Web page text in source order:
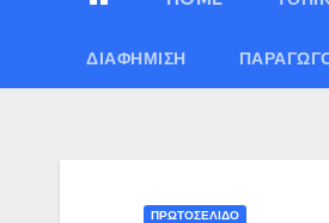
ΔΙΑΦΉΜΙΣΗ
ΠΡΩΤΟΣΕΛΙΔΟ